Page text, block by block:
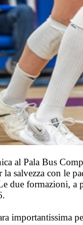
al Pala Bus
salvezza con le
due formazioni, a
importantissima